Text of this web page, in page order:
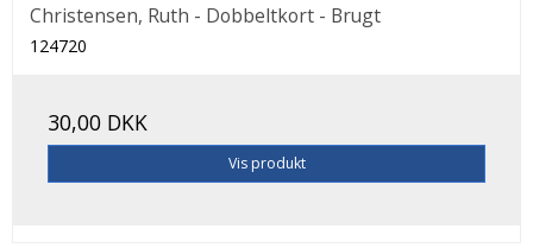
Christensen, Ruth - Dobbeltkort - Brugt
124720
30,00 DKK
Vis produkt